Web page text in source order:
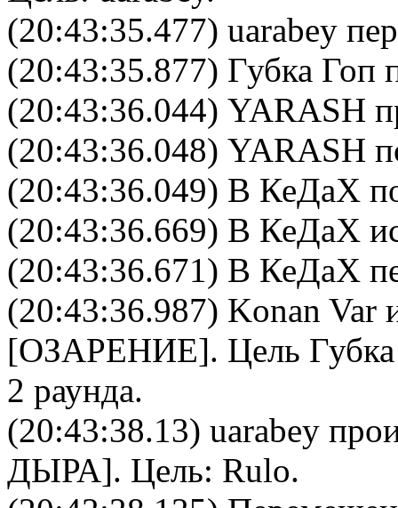
(20:43:35.477) uarabey
(20:43:35.877) Губка Гоп
(20:43:36.044) YARASH
(20:43:36.048) YARASH
(20:43:36.049) В КеДаХ
(20:43:36.669) В КеДаХ
(20:43:36.671) В КеДаХ
(20:43:36.987) Konan Var
[ОЗАРЕНИЕ]. Цель
2 раунда.
(20:43:38.13) uarabey
ДЫРА]. Цель: Rulo.